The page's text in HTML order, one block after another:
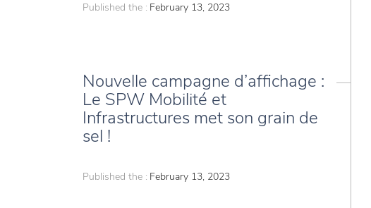
Published the : February 13, 2023
Nouvelle campagne d’affichage :
Le SPW Mobilité et
Infrastructures met son grain de
sel !
Published the : February 13, 2023